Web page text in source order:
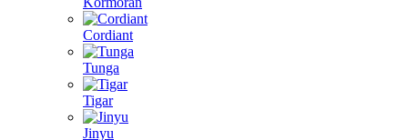
Cordiant
Tunga
Tigar
Jinyu